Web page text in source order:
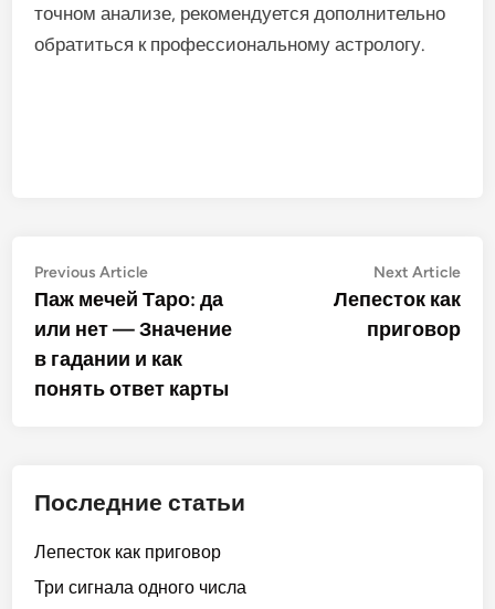
точном анализе, рекомендуется дополнительно
обратиться к профессиональному астрологу.
Post
navigation
Previous ArticlePrevious
article:
Паж мечей Таро: да
или нет — Значение
в гадании и как
понять ответ карты
Next Article
Лепесток как
приговор
Последние статьи
Лепесток как приговор
Три сигнала одного числа